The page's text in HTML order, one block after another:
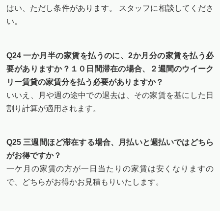
はい、ただし条件があります。 スタッフに相談してくださ
い。
Q24 一か月半の家賃を払うのに、2か月分の家賃を払う必
要がありますか？１０日間滞在の場合、２週間のウイーク
リー賃貸の家賃分を払う必要がありますか？
いいえ、月や週の途中での退去は、その家賃を基にした日
割り計算が適用されます。
Q25 三週間ほど滞在する場合、月払いと週払いではどちら
がお得ですか？
一ケ月の家賃の方が一日当たりの家賃は安くなりますの
で、どちらがお得かお見積もりいたします。